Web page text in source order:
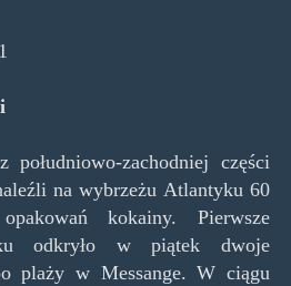
południowo-zachodniej części
na wybrzeżu Atlantyku 60
kokainy. Pierwsze
odkryło w piątek dwoje
plaży w Messange. W ciągu